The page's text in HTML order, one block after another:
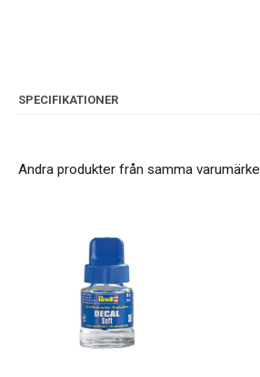
SPECIFIKATIONER
Andra produkter från samma varumärke